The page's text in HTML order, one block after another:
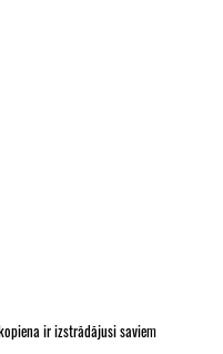
ir izstrādājusi saviem